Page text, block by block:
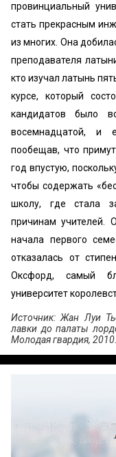
провинциальный
стать прекрасным
из многих. Она
преподавателя
кто изучал латынь
курсе, который
кандидатов было
восемнадцатой, и
пообещав, что
год впустую,
чтобы содержать
школу, где стала
причинам учителей.
начала первого
отказалась от
Оксфорд, самый
университет
Источник: Жан Луи
лавки до палаты
Молодая гвардия,